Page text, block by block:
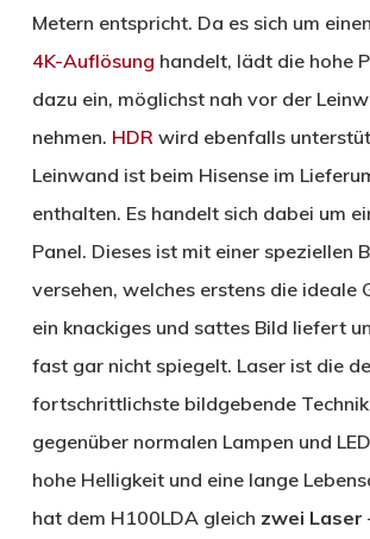
Metern entspricht. Da es sich um
4K-Auflösung handelt, lädt die hohe
dazu ein, möglichst nah vor der
nehmen. HDR wird ebenfalls
Leinwand ist beim Hisense im
enthalten. Es handelt sich dabei um
Panel. Dieses ist mit einer speziellen
versehen, welches erstens die ideale
ein knackiges und sattes Bild liefert
fast gar nicht spiegelt. Laser ist die
fortschrittlichste bildgebende
gegenüber normalen Lampen und
hohe Helligkeit und eine lange
hat dem H100LDA gleich zwei Laser